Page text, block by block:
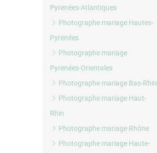
Pyrenées-Atlantiques
Photographe mariage Hautes-
Pyrenées
Photographe mariage
Pyrenées-Orientales
Photographe mariage Bas-Rhin
Photographe mariage Haut-
Rhin
Photographe mariage Rhône
Photographe mariage Haute-